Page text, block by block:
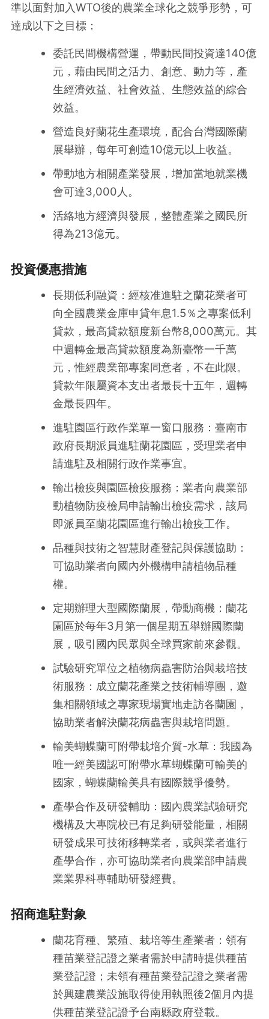
準以面對加入WTO後的農業全球化之競爭形勢，可
達成以下之目標：
委託民間機構營運，帶動民間投資達140億
元，藉由民間之活力、創意、動力等，產
生經濟效益、社會效益、生態效益的綜合
效益。
營造良好蘭花生產環境，配合台灣國際蘭
展舉辦，每年可創造10億元以上收益。
帶動地方相關產業發展，增加當地就業機
會可達3,000人。
活絡地方經濟與發展，整體產業之國民所
得為213億元。
投資優惠措施
長期低利融資：經核准進駐之蘭花業者可
向全國農業金庫申貸年息1.5％之專案低利
貸款，最高貸款額度新台幣8,000萬元。其
中週轉金最高貸款額度為新臺幣一千萬
元，惟經農業部專案同意者，不在此限。
貸款年限屬資本支出者最長十五年，週轉
金最長四年。
進駐園區行政作業單一窗口服務：臺南市
政府長期派員進駐蘭花園區，受理業者申
請進駐及相關行政作業事宜。
輸出檢疫與園區檢疫服務：業者向農業部
動植物防疫檢局申請輸出檢疫需求，該局
即派員至蘭花園區進行輸出檢疫工作。
品種與技術之智慧財產登記與保護協助：
可協助業者向國內外機構申請植物品種
權。
定期辦理大型國際蘭展，帶動商機：蘭花
園區於每年3月第一個星期五舉辦國際蘭
展，吸引國內民眾與全球買家前來參觀。
試驗研究單位之植物病蟲害防治與栽培技
術服務：成立蘭花產業之技術輔導團，邀
集相關領域之專家現場實地走訪各蘭園，
協助業者解決蘭花病蟲害與栽培問題。
輸美蝴蝶蘭可附帶栽培介質-水草：我國為
唯一經美國認可附帶水草蝴蝶蘭可輸美的
國家，蝴蝶蘭輸美具有國際競爭優勢。
產學合作及研發輔助：國內農業試驗研究
機構及大專院校已有足夠研發能量，相關
研發成果可技術移轉業者，或與業者進行
產學合作，亦可協助業者向農業部申請農
業業界科專輔助研發經費。
招商進駐對象
蘭花育種、繁殖、栽培等生產業者：領有
種苗業登記證之業者需於申請時提供種苗
業登記證；未領有種苗業登記證之業者需
於興建農業設施取得使用執照後2個月內提
供種苗業登記證予台南縣政府登載。